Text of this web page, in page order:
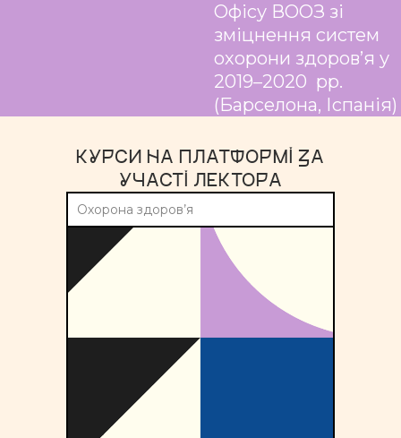
Офісу ВООЗ зі
зміцнення систем
охорони здоров’я у
2019–2020 рр.
(Барселона, Іспанія)
КУРСИ НА ПЛАТФОРМІ ЗА
УЧАСТІ ЛЕКТОРА
Охорона здоров’я